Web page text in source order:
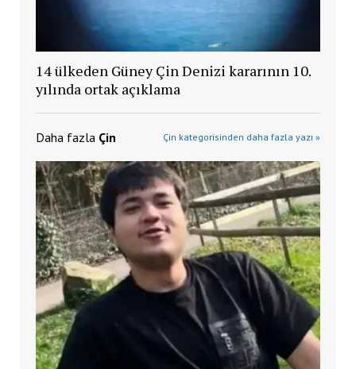
14 ülkeden Güney Çin Denizi kararının 10.
yılında ortak açıklama
Daha fazla Çin Çin kategorisinden daha fazla yazı »